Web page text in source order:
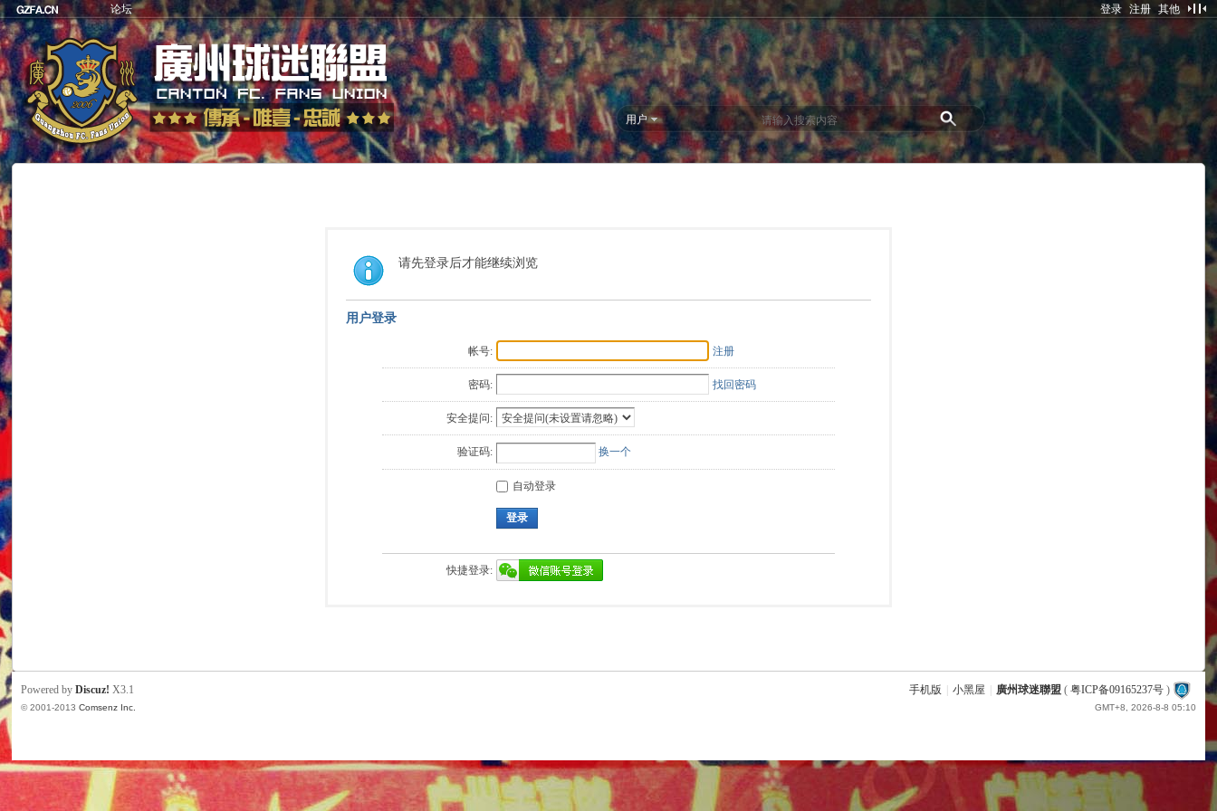
论坛 登录 注册 其他
用户
请先登录后才能继续浏览
用户登录
帐号: 注册
密码: 找回密码
安全提问:
验证码: 换一个
自动登录
登录
快捷登录:
手机版 小黑屋 廣州球迷聯盟 ( 粤ICP备09165237号)
GMT+8, 2026-8-8 05:10
Powered byDiscuz! X3.1
© 2001-2013Comsenz Inc.